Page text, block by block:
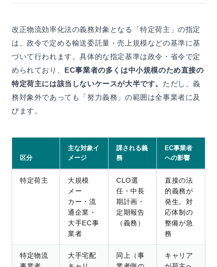
改正物流効率化法の義務対象となる「特定荷主」の指定
は、政令で定める輸送委託量・売上規模などの基準に基
づいて行われます。具体的な指定基準は政令・省令で定
められており、 EC事業者の多くは中小規模のため直接の
特定荷主には該当しないケースが大半です。 ただし、義
務対象外であっても「努力義務」の範囲は全事業者に及
びます。
区分
主な対象イ
メージ
課される義
務
EC事業者
への影響
特定荷主
大規模
メー
カー・流
通企業・
大手EC事
業者
CLO選
任・中長
期計画・
定期報告
（義務）
直接の法
的義務が
発生。対
応体制の
整備が急
務
特定物流
大手宅配
同上（事
キャリア